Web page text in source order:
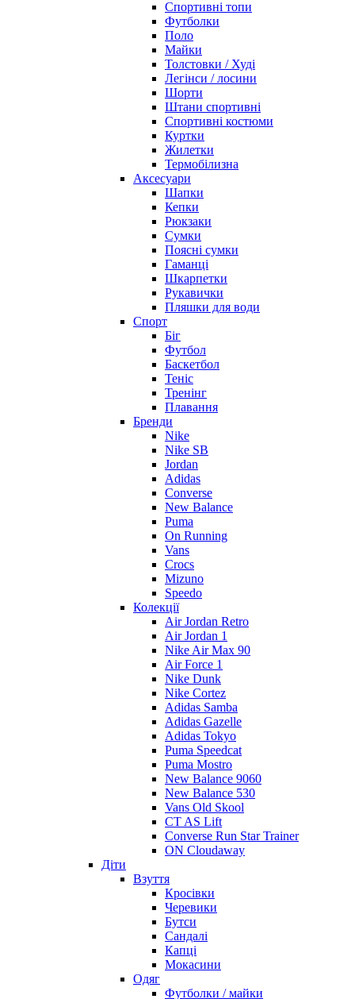
Спортивні топи
Футболки
Поло
Майки
Толстовки / Худі
Легінси / лосини
Шорти
Штани спортивні
Спортивні костюми
Куртки
Жилетки
Термобілизна
Аксесуари
Шапки
Кепки
Рюкзаки
Сумки
Поясні сумки
Гаманці
Шкарпетки
Рукавички
Пляшки для води
Спорт
Біг
Футбол
Баскетбол
Теніс
Тренінг
Плавання
Бренди
Nike
Nike SB
Jordan
Adidas
Converse
New Balance
Puma
On Running
Vans
Crocs
Mizuno
Speedo
Колекції
Air Jordan Retro
Air Jordan 1
Nike Air Max 90
Air Force 1
Nike Dunk
Nike Cortez
Adidas Samba
Adidas Gazelle
Adidas Tokyo
Puma Speedcat
Puma Mostro
New Balance 9060
New Balance 530
Vans Old Skool
CT AS Lift
Converse Run Star Trainer
ON Cloudaway
Діти
Взуття
Кросівки
Черевики
Бутси
Сандалі
Капці
Мокасини
Одяг
Футболки / майки